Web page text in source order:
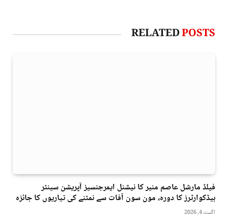
RELATEDPOSTS
فیلڈ مارشل عاصم منیر کا نیشنل ایمرجنسیز آپریشن سینٹر
ہیڈکوارٹرز کا دورہ، مون سون آفات سے نمٹنے کی تیاریوں کا جائزہ
اگست 4, 2026